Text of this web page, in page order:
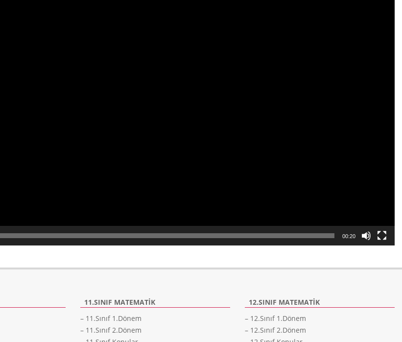
00:20
11.SINIF MATEMATIK
– 11.Sınıf 1.Dönem
– 11.Sınıf 2.Dönem
12.SINIF MATEMATIK
– 12.Sınıf 1.Dönem
– 12.Sınıf 2.Dönem